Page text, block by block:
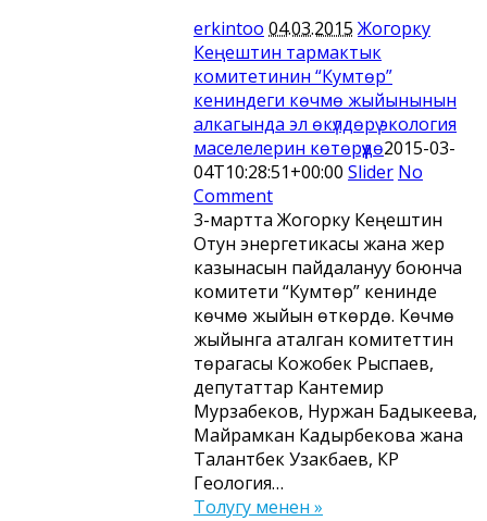
erkintoo 04.03.2015 Жогорку
Кеңештин тармактык
комитетинин “Кумтөр”
кениндеги көчмө жыйынынын
алкагында эл өкүлдөрү экология
маселелерин көтөрүүдө2015-03-
04T10:28:51+00:00 Slider No
Comment
3-мартта Жогорку Кеңештин
Отун энергетикасы жана жер
казынасын пайдалануу боюнча
комитети “Кумтөр” кенинде
көчмө жыйын өткөрүүдө. Көчмө
жыйынга аталган комитеттин
төрагасы Кожобек Рыспаев,
депутаттар Кантемир
Мурзабеков, Нуржан Бадыкеева,
Майрамкан Кадырбекова жана
Талантбек Узакбаев, КР
Геология…
Толугу менен »